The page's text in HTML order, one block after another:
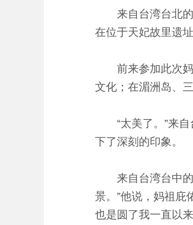
来自台湾台北的林
在位于天妃故里遗
前来参加此次妈
文化；在湄洲岛、
“太美了。”来自
下了深刻的印象。
来自台湾台中的
景。”他说，妈祖庇
也是圆了我一直以